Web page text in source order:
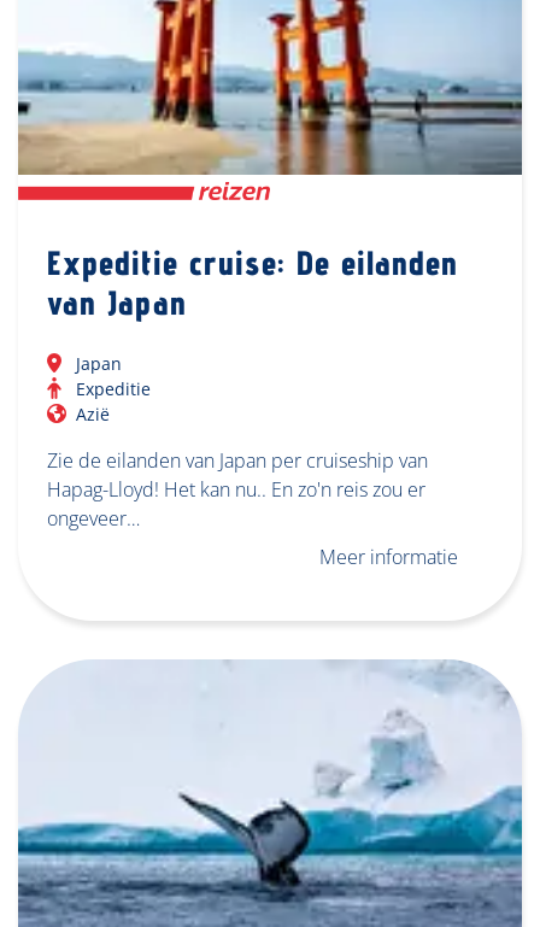
Expeditie cruise: De eilanden
van Japan
Japan
Expeditie
Azië
Zie de eilanden van Japan per cruiseship van
Hapag-Lloyd! Het kan nu.. En zo'n reis zou er
ongeveer…
Meer informatie